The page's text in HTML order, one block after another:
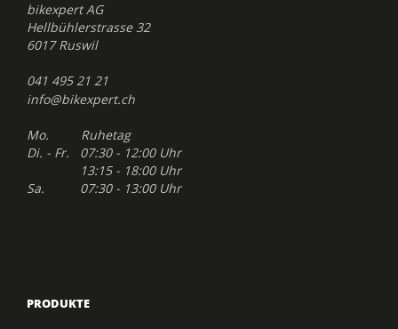
bikexpert AG
Hellbühlerstrasse 32
6017 Ruswil
041 495 21 21
info@bikexpert.ch
Mo. Ruhetag
Di. - Fr. 07:30 - 12:00 Uhr
13:15 - 18:00 Uhr
Sa. 07:30 - 13:00 Uhr
PRODUKTE